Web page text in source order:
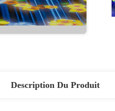
Description Du Produit